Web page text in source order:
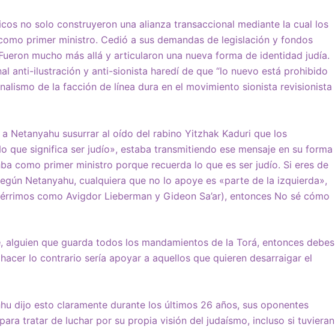
no solo construyeron una alianza transaccional mediante la cual los
primer ministro. Cedió a sus demandas de legislación y fondos
mucho más allá y articularon una nueva forma de identidad judía.
anti-ilustración y anti-sionista haredí de que “lo nuevo está prohibido
de la facción de línea dura en el movimiento sionista revisionista
a Netanyahu susurrar al oído del rabino Yitzhak Kaduri que los
que significa ser judío», estaba transmitiendo ese mensaje en su forma
como primer ministro porque recuerda lo que es ser judío. Si eres de
Netanyahu, cualquiera que no lo apoye es «parte de la izquierda»,
como Avigdor Lieberman y Gideon Sa’ar), entonces No sé cómo
alguien que guarda todos los mandamientos de la Torá, entonces debes
lo contrario sería apoyar a aquellos que quieren desarraigar el
dijo esto claramente durante los últimos 26 años, sus oponentes
tratar de luchar por su propia visión del judaísmo, incluso si tuvieran